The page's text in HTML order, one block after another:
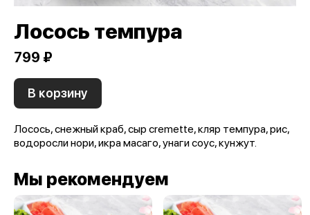
Лосось темпура
799 ₽
В корзину
Лосось, снежный краб, сыр cremette, кляр темпура, рис,
водоросли нори, икра масаго, унаги соус, кунжут.
Мы рекомендуем